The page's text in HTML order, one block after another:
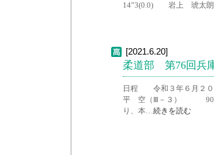
14”3(0.0) 岩上 琥太
[2021.6.20]
柔道部 第76回兵
日程 令和３年６月
平 空（Ⅲ－３） 90kg
り、本…続きを読む